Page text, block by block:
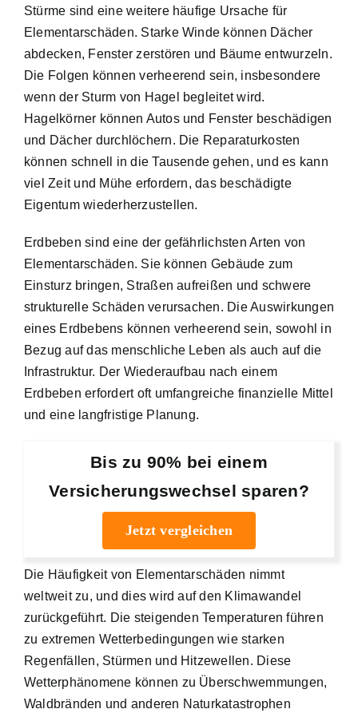
Stürme sind eine weitere häufige Ursache für
Elementarschäden. Starke Winde können Dächer
abdecken, Fenster zerstören und Bäume entwurzeln.
Die Folgen können verheerend sein, insbesondere
wenn der Sturm von Hagel begleitet wird.
Hagelkörner können Autos und Fenster beschädigen
und Dächer durchlöchern. Die Reparaturkosten
können schnell in die Tausende gehen, und es kann
viel Zeit und Mühe erfordern, das beschädigte
Eigentum wiederherzustellen.
Erdbeben sind eine der gefährlichsten Arten von
Elementarschäden. Sie können Gebäude zum
Einsturz bringen, Straßen aufreißen und schwere
strukturelle Schäden verursachen. Die Auswirkungen
eines Erdbebens können verheerend sein, sowohl in
Bezug auf das menschliche Leben als auch auf die
Infrastruktur. Der Wiederaufbau nach einem
Erdbeben erfordert oft umfangreiche finanzielle Mittel
und eine langfristige Planung.
Bis zu 90% bei einem
Versicherungswechsel sparen?
Jetzt vergleichen
Die Häufigkeit von Elementarschäden nimmt
weltweit zu, und dies wird auf den Klimawandel
zurückgeführt. Die steigenden Temperaturen führen
zu extremen Wetterbedingungen wie starken
Regenfällen, Stürmen und Hitzewellen. Diese
Wetterphänomene können zu Überschwemmungen,
Waldbränden und anderen Naturkatastrophen